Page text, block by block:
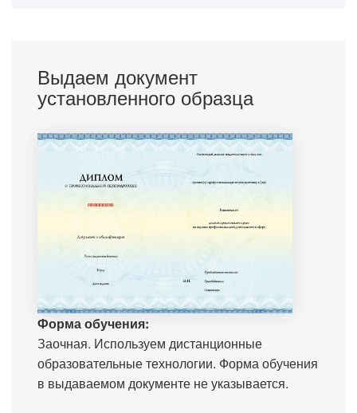
Выдаем документ
установленного образца
Форма обучения:
Заочная. Используем дистанционные
образовательные технологии. Форма обучения
в выдаваемом документе не указывается.